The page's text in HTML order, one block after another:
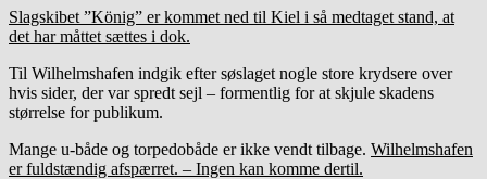
Slagskibet ”König” er kommet ned til Kiel i så medtaget stand, at
det har måttet sættes i dok.
Til Wilhelmshafen indgik efter søslaget nogle store krydsere over
hvis sider, der var spredt sejl – formentlig for at skjule skadens
størrelse for publikum.
Mange u-både og torpedobåde er ikke vendt tilbage. Wilhelmshafen
er fuldstændig afspærret. – Ingen kan komme dertil.